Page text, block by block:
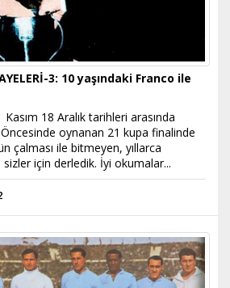
3: 10 yaşındaki Franco ile
18 Aralık tarihleri arasında
oynanan 21 kupa finalinde
çalması ile bitmeyen, yıllarca
için derledik. İyi okumalar...